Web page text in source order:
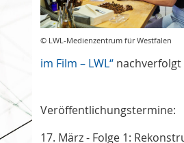
© LWL-Medienzentrum für Westfalen
im Film – LWL“ nachverfolgt
Veröffentlichungstermine:
17. März - Folge 1: